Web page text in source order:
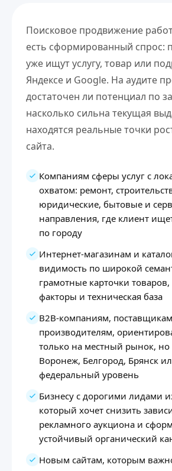
Поисковое продвижение
есть сформированный спрос:
уже ищут услугу, товар или
Яндексе и Google. На аудите
достаточен ли потенциал по
насколько сильна текущая
находятся реальные точки
сайта.
Компаниям сферы услуг с
охватом: ремонт,
юридические, бытовые и
направления, где клиент
по городу
Интернет-магазинам и
видимость по широкой
грамотные карточки
факторы и техническая база
B2B-компаниям,
производителям,
только на местный рынок, но
Воронеж, Белгород, Брянск
федеральный уровень
Бизнесу с дорогими лидами
который хочет снизить
рекламного аукциона и
устойчивый органический
Новым сайтам, которым